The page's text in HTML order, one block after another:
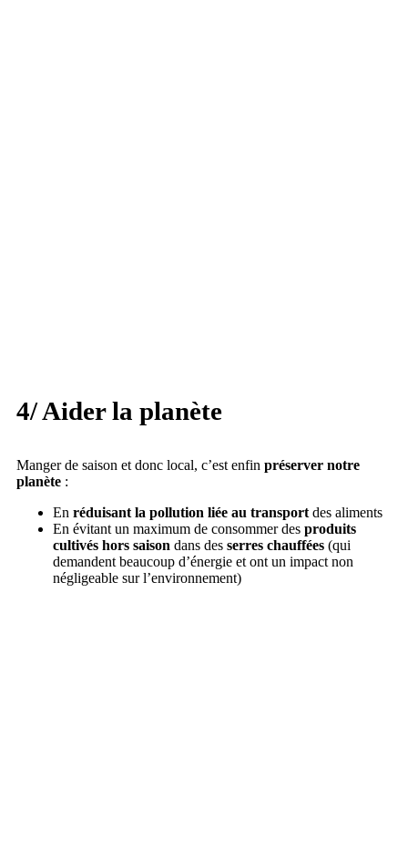
4/ Aider la planète
Manger de saison et donc local, c’est enfin préserver notre
planète :
En réduisant la pollution liée au transport des aliments
En évitant un maximum de consommer des produits
cultivés hors saison dans des serres chauffées (qui
demandent beaucoup d’énergie et ont un impact non
négligeable sur l’environnement)